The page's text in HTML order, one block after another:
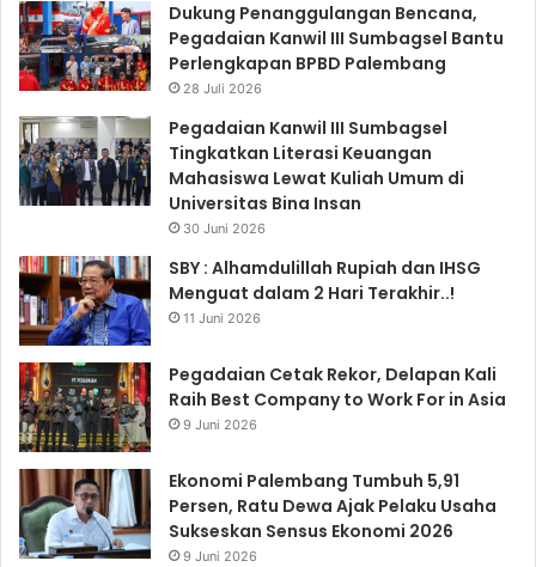
Dukung Penanggulangan Bencana,
Pegadaian Kanwil III Sumbagsel Bantu
Perlengkapan BPBD Palembang
28 Juli 2026
Pegadaian Kanwil III Sumbagsel
Tingkatkan Literasi Keuangan
Mahasiswa Lewat Kuliah Umum di
Universitas Bina Insan
30 Juni 2026
SBY : Alhamdulillah Rupiah dan IHSG
Menguat dalam 2 Hari Terakhir..!
11 Juni 2026
Pegadaian Cetak Rekor, Delapan Kali
Raih Best Company to Work For in Asia
9 Juni 2026
Ekonomi Palembang Tumbuh 5,91
Persen, Ratu Dewa Ajak Pelaku Usaha
Sukseskan Sensus Ekonomi 2026
9 Juni 2026